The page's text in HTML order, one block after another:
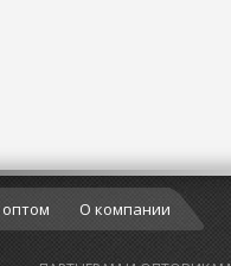
О компании